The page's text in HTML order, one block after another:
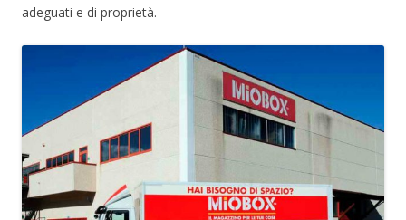
adeguati e di proprietà.